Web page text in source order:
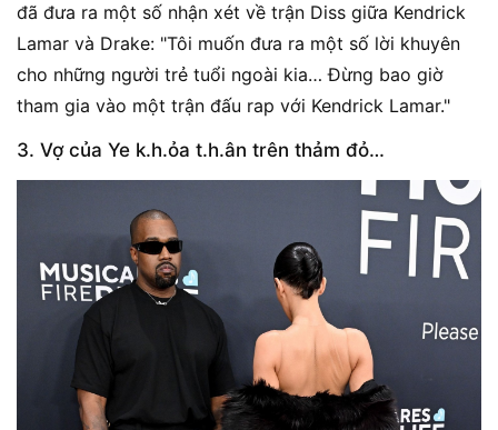
đã đưa ra một số nhận xét về trận Diss giữa Kendrick
Lamar và Drake: "Tôi muốn đưa ra một số lời khuyên
cho những người trẻ tuổi ngoài kia… Đừng bao giờ
tham gia vào một trận đấu rap với Kendrick Lamar."
3. Vợ của Ye k.h.ỏa t.h.ân trên thảm đỏ…